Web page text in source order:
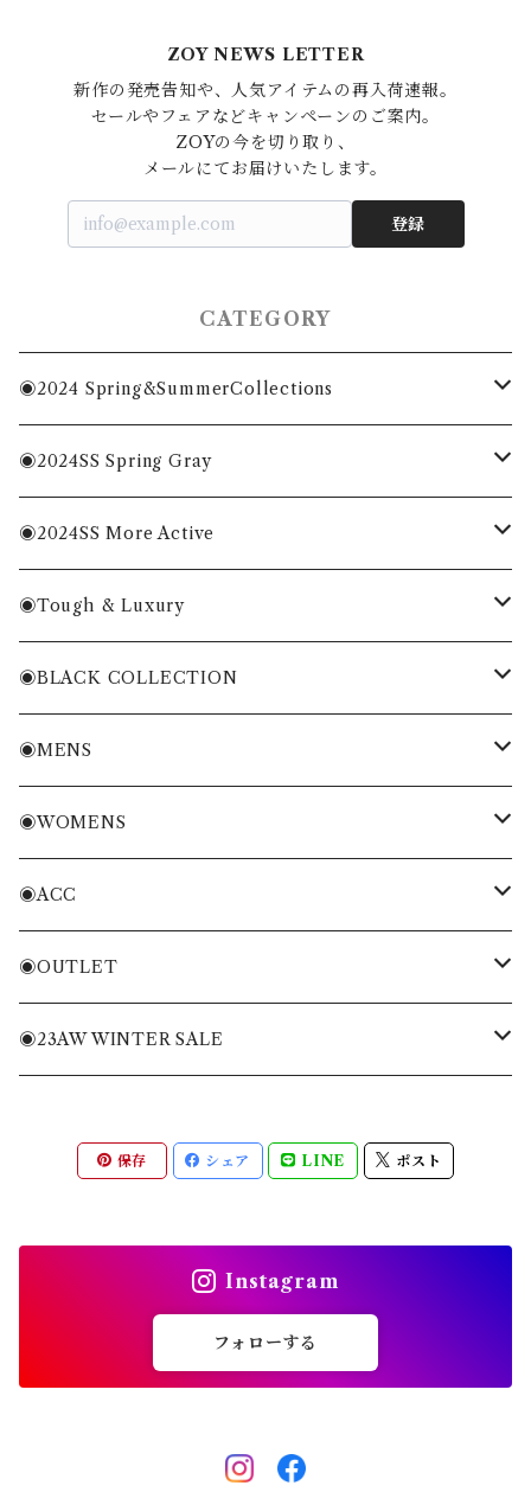
ZOY NEWS LETTER
新作の発売告知や、人気アイテムの再入荷速報。
セールやフェアなどキャンペーンのご案内。
ZOYの今を切り取り、
登録
CATEGORY
◉2024 Spring&SummerCollections
MENS
WOMENS
ACC
◉2024SS Spring Gray
MENS
WOMENS
◉2024SS More Active
MENS
WOMENS
ACC
◉Tough & Luxury
・Cordura Eco Collection
・More Classical & Fashionable
◉BLACK COLLECTION
・VESSEL×ZOY
◉MENS
シャツ・ポロシャツ
Tシャツ・トレーナー
ニット・ニットベスト
ブルゾン・ジャケット
全てのアイテム
◉WOMENS
シャツ・ポロシャツ
Tシャツ・トレーナー
ニット・ニットベスト
パンツ・ショートパンツ
スカート・ワンピース
◉ACC
バッグ
キャディバッグ
キャップ・バイザー
ソックス
◉OUTLET
MENS APPAREL
◉23AW WINTER SALE
WOMENS
ACC
保存 シェア LINE ポスト
Instagram
フォローする